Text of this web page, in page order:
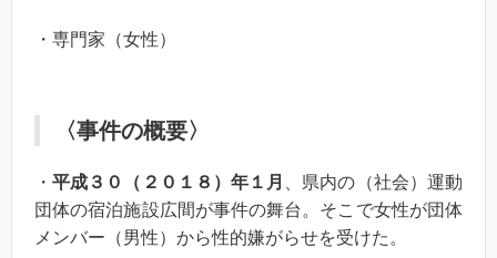
・専門家（女性）
〈事件の概要〉
・平成３０（２０１８）年１月
、県内の（社会）運動
団体の宿泊施設広間が事件の舞台。そこで女性が団体
メンバー（男性）から性的嫌がらせを受けた。